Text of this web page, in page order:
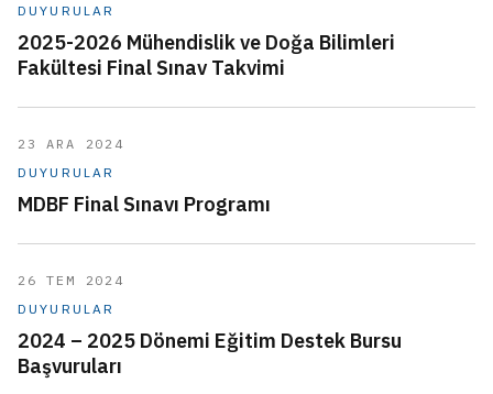
DUYURULAR
2025-2026 Mühendislik ve Doğa Bilimleri
Fakültesi Final Sınav Takvimi
23 ARA 2024
DUYURULAR
MDBF Final Sınavı Programı
26 TEM 2024
DUYURULAR
2024 – 2025 Dönemi Eğitim Destek Bursu
Başvuruları